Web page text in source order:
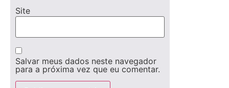
Site
Salvar meus dados neste navegador
para a próxima vez que eu comentar.